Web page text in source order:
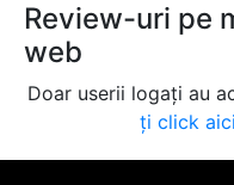
Review-uri pe
web
Doar userii logați au
ți click